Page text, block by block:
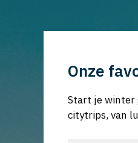
Onze
Start je winter
citytrips, van